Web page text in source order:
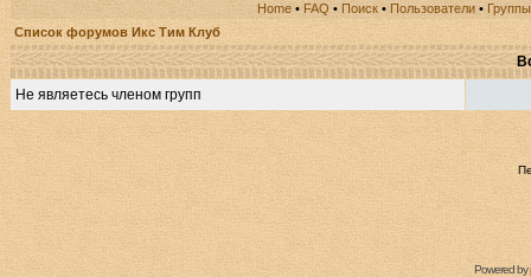
Home • FAQ • Поиск • Пользователи • Группы
Список форумов Икс Тим Клуб
Не являетесь членом групп
Powered by